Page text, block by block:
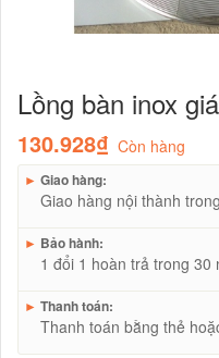
Lồng bàn inox
130.928₫ Còn hàng
► Giao hàng:
Giao hàng nội thành
► Bảo hành:
1 đổi 1 hoàn trả trong 30
► Thanh toán:
Thanh toán bằng thẻ